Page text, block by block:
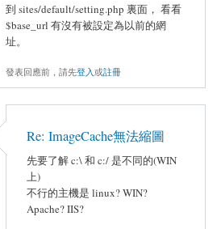
到 sites/default/setting.php 裏面， 看看
$base_url 有沒有被設定為以前的網
址。
發表回應前，請先登入或註冊
Re: ImageCache無法縮圖
先要了解 c:\ 和 c:/ 是不同的(WIN
上)
不行的主機是 linux? WIN?
Apache? IIS?